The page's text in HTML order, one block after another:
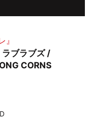
』
ブラブズ /
CORNS